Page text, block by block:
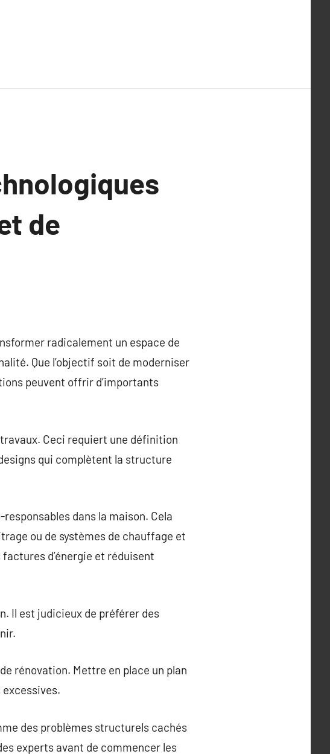
de
radicalement un espace de
Que l’objectif soit de moderniser
peuvent offrir d’importants
Ceci requiert une définition
qui complètent la structure
dans la maison. Cela
ou de systèmes de chauffage et
d’énergie et réduisent
Il est judicieux de préférer des
rénovation. Mettre en place un plan
des problèmes structurels cachés
experts avant de commencer les